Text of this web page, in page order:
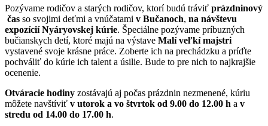
Pozývame rodičov a starých rodičov, ktorí budú tráviť prázdninový
čas so svojimi deťmi a vnúčatami v Bučanoch, na návštevu
expozícií Nyáryovskej kúrie. Špeciálne pozývame príbuzných
bučianskych detí, ktoré majú na výstave Malí veľkí majstri
vystavené svoje krásne práce. Zoberte ich na prechádzku a príďte
pochváliť do kúrie ich talent a úsilie. Bude to pre nich to najkrajšie
ocenenie.
Otváracie hodiny zostávajú aj počas prázdnin nezmenené, kúriu
môžete navštíviť v utorok a vo štvrtok od 9.00 do 12.00 h a v
stredu od 14.00 do 17.00 h.